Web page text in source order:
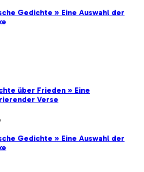
Gedichte » Eine Auswahl der
über Frieden » Eine
Verse
Gedichte » Eine Auswahl der